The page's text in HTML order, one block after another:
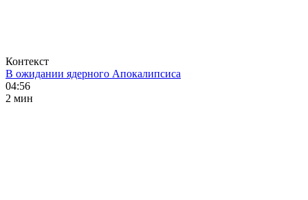
Контекст
В ожидании ядерного Апокалипсиса
04:56
2 мин